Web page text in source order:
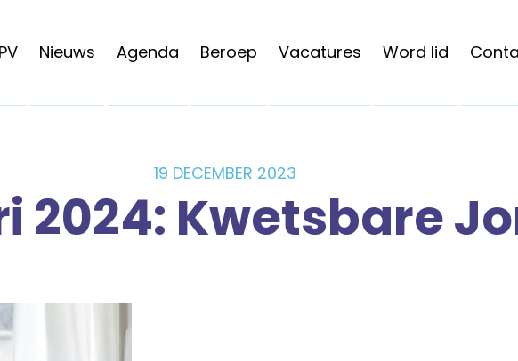
Nieuws Agenda Beroep Vacatures Word lid
19 DECEMBER 2023
2024: Kwetsbare